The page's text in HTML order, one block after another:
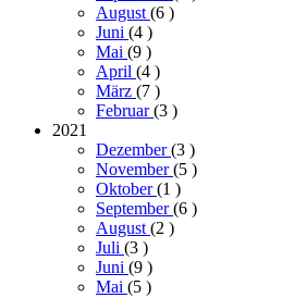
August(6 )
Juni (4 )
Mai (9 )
April (4 )
März (7 )
Februar(3 )
2021
Dezember(3 )
November(5 )
Oktober(1 )
September(6 )
August(2 )
Juli (3 )
Juni (9 )
Mai (5 )